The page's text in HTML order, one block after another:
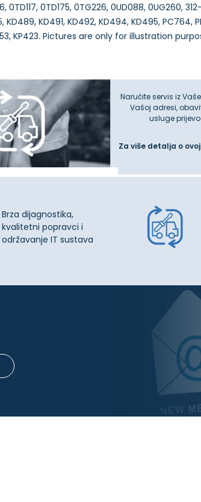
0TD117, 0TD175, 0TG226, 0UD088, 0UG260,
KD491, KD492, KD494, KD495, PC764,
Naručite servis iz
Vašoj adresi,
usluge
Za više detalja o
Brza dijagnostika,
kvalitetni popravci i
održavanje IT sustava